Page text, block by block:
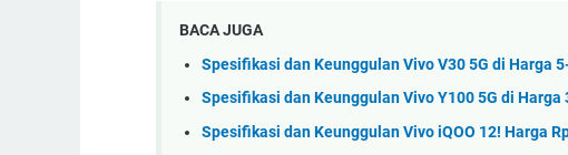
BACA JUGA
Spesifikasi dan Keunggulan Vivo V30 5G di Harga
Spesifikasi dan Keunggulan Vivo Y100 5G di Harga
Spesifikasi dan Keunggulan Vivo iQOO 12! Harga